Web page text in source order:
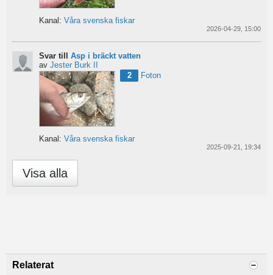
Kanal: Våra svenska fiskar
2026-04-29, 15:00
Svar till Asp i bräckt vatten
av Jester Burk II
2
Foton
Kanal: Våra svenska fiskar
2025-09-21, 19:34
Visa alla
Relaterat